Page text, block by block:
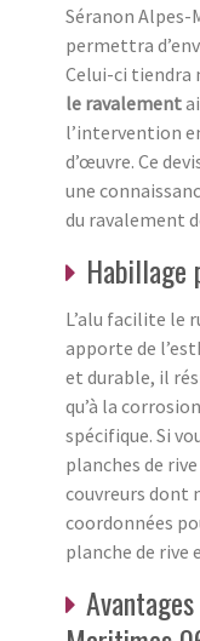
Séranon Alpes-
permettra
Celui-ci tiendra
le ravalement
l’intervention
d’œuvre. Ce
une
du ravalement
Habillage
L’alu facilite le
apporte de
et durable, il
qu’à la
spécifique. Si
planches de
couvreurs dont
coordonnées
planche de rive